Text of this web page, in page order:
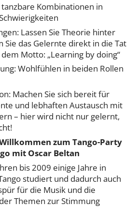
Kombinationen in
Lassen Sie Theorie hinter
Sie das Gelernte direkt in die Tat
Motto: „Learning by doing“
Wohlfühlen in beiden Rollen
Machen Sie sich bereit für
und lebhaften Austausch mit
– hier wird nicht nur gelernt,
zum Tango-Party
mit Oscar Beltan
bis 2009 einige Jahre in
studiert und dadurch auch
für die Musik und die
Themen zur Stimmung